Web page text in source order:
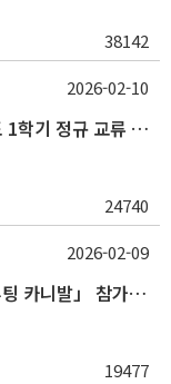
38142
[에너지신산업 혁신융합대학]2026학년도 1학기 정규 교류 수학 안내(경남정보대)
24740
2026-02-10
일본 취업 준비생 대상 「일본취업 리크루팅 카니발」 참가자 모집 안내
19477
2026-02-09